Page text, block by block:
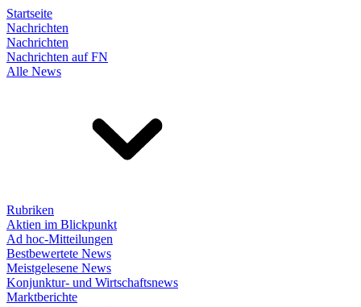
Startseite
Nachrichten
Nachrichten
Nachrichten auf FN
Alle News
Rubriken
Aktien im Blickpunkt
Ad hoc-Mitteilungen
Bestbewertete News
Meistgelesene News
Konjunktur- und Wirtschaftsnews
Marktberichte